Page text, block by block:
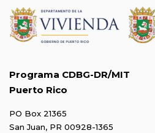
Programa CDBG-DR/MIT
Puerto Rico
PO Box 21365
San Juan, PR 00928-1365